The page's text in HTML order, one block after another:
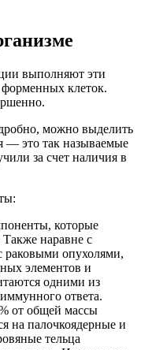
выполняют эти
форменных клеток.
можно выделить
— это так называемые
за счет наличия в
которые
Также наравне с
раковыми опухолями,
элементов и
одними из
ответа.
от общей массы
на палочкоядерные и
тельца